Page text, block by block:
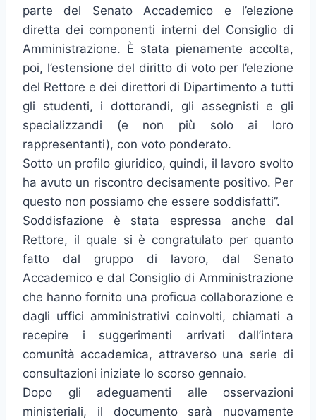
parte del Senato Accademico e l’elezione
diretta dei componenti interni del Consiglio di
Amministrazione. È stata pienamente accolta,
poi, l’estensione del diritto di voto per l’elezione
del Rettore e dei direttori di Dipartimento a tutti
gli studenti, i dottorandi, gli assegnisti e gli
specializzandi (e non più solo ai loro
rappresentanti), con voto ponderato.
Sotto un profilo giuridico, quindi, il lavoro svolto
ha avuto un riscontro decisamente positivo. Per
questo non possiamo che essere soddisfatti”.
Soddisfazione è stata espressa anche dal
Rettore, il quale si è congratulato per quanto
fatto dal gruppo di lavoro, dal Senato
Accademico e dal Consiglio di Amministrazione
che hanno fornito una proficua collaborazione e
dagli uffici amministrativi coinvolti, chiamati a
recepire i suggerimenti arrivati dall’intera
comunità accademica, attraverso una serie di
consultazioni iniziate lo scorso gennaio.
Dopo gli adeguamenti alle osservazioni
ministeriali, il documento sarà nuovamente